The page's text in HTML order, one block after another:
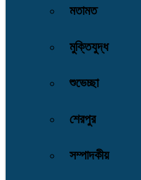
মতামত
মুক্তিযুদ্ধ
শুভেচ্ছা
শেরপুর
সম্পাদকীয়